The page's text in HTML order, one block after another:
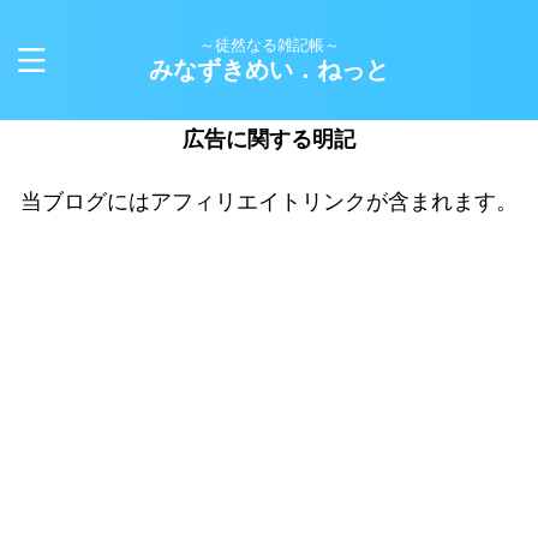
～徒然なる雑記帳～
みなずきめい．ねっと
広告に関する明記
当ブログにはアフィリエイトリンクが含まれます。